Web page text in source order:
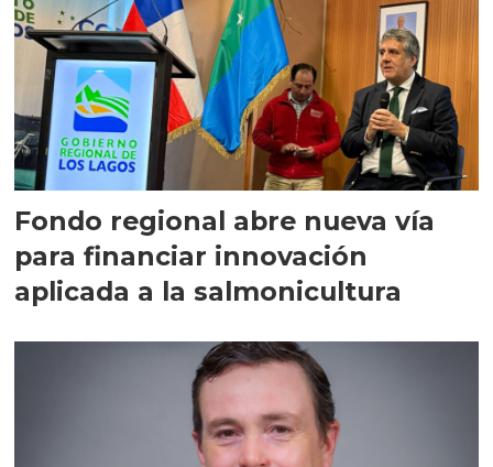
Fondo regional abre nueva vía
para financiar innovación
aplicada a la salmonicultura